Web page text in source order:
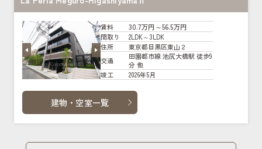
賃料 30.7万円～56.5万円
間取り
2LDK～3LDK
住所
東京都目黒区東山２
交通
田園都市線 池尻大橋駅 徒歩9
分 他
竣工
2026年5月
建物・空室一覧